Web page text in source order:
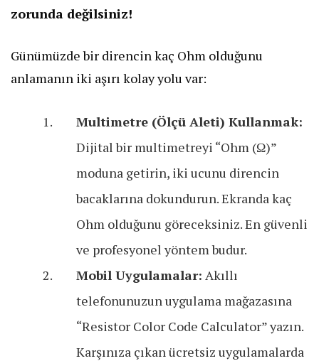
zorunda değilsiniz!
​Günümüzde bir direncin kaç Ohm olduğunu
anlamanın iki aşırı kolay yolu var:
Multimetre (Ölçü Aleti) Kullanmak:
Dijital bir multimetreyi “Ohm (Ω)”
moduna getirin, iki ucunu direncin
bacaklarına dokundurun. Ekranda kaç
Ohm olduğunu göreceksiniz. En güvenli
ve profesyonel yöntem budur.
Mobil Uygulamalar: Akıllı
telefonunuzun uygulama mağazasına
“Resistor Color Code Calculator” yazın.
Karşınıza çıkan ücretsiz uygulamalarda